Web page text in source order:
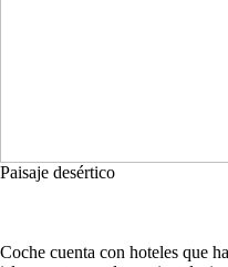
Paisaje desértico
Coche cuenta con hoteles que